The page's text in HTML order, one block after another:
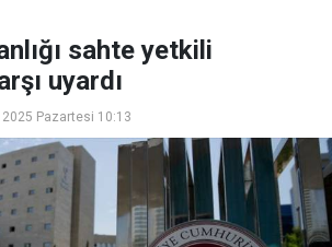
sahte yetkili
uyardı
Pazartesi 10:13